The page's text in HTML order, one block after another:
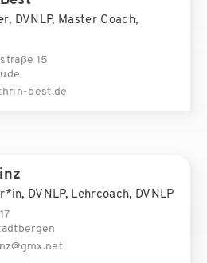
DVNLP, Master Coach,
15
best.de
DVNLP, Lehrcoach, DVNLP